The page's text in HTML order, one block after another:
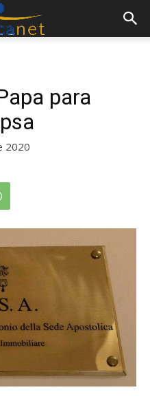
para
2020